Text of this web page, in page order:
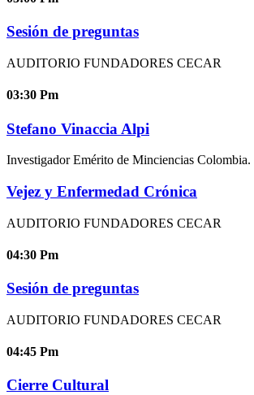
Sesión de preguntas
AUDITORIO FUNDADORES CECAR
03:30 Pm
Stefano Vinaccia Alpi
Investigador Emérito de Minciencias Colombia.
Vejez y Enfermedad Crónica
AUDITORIO FUNDADORES CECAR
04:30 Pm
Sesión de preguntas
AUDITORIO FUNDADORES CECAR
04:45 Pm
Cierre Cultural